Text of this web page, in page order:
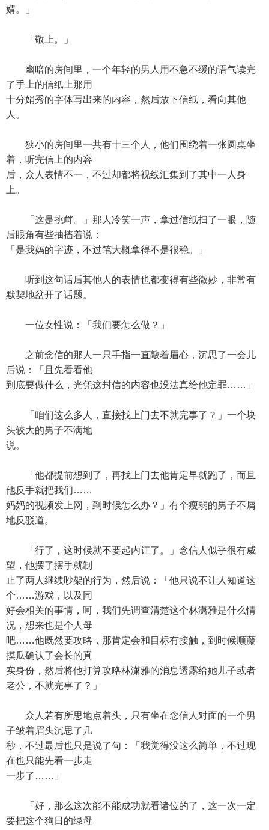
婧。」
「敬上。」
幽暗的房间里，一个年轻的男人用不急不缓的语气读完
了手上的信纸上那用
十分娟秀的字体写出来的内容，然后放下信纸，看向其他
人。
狭小的房间里一共有十三个人，他们围绕着一张圆桌坐
着，听完信上的内容
后，众人表情不一，不过却都将视线汇集到了其中一人身
上。
「这是挑衅。」那人冷笑一声，拿过信纸扫了一眼，随
后眼角有些抽搐着说：
「是我妈的字迹，不过笔大概拿得不是很稳。」
听到这句话后其他人的表情也都变得有些微妙，非常有
默契地岔开了话题。
一位女性说：「我们要怎么做？」
之前念信的那人一只手指一直敲着眉心，沉思了一会儿
后说：「且先看看他
到底要做什么，光凭这封信的内容也没法真给他定罪……」
「咱们这么多人，直接找上门去不就完事了？」一个块
头较大的男子不满地
说。
「他都提前想到了，再找上门去他肯定早就跑了，而且
他反手就把我们……
妈妈的视频发上网，到时候怎么办？」有个瘦弱的男子不屑
地反驳道。
「行了，这时候就不要起内讧了。」念信人似乎很有威
望，他摆了摆手就制
止了两人继续吵架的行为，然后说：「他只说不让人知道这
个……游戏，以及同
好会相关的事情，呵，我们先调查清楚这个林潇雅是什么情
况，想来也是个人母
吧……他既然要攻略，那肯定会和目标有接触，到时候顺藤
摸瓜确认了会长的真
实身份，然后将他打算攻略林潇雅的消息透露给她儿子或者
老公，不就完事了？」
众人若有所思地点着头，只有坐在念信人对面的一个男
子皱着眉头沉思了几
秒，不过最后也只是说了句：「我觉得没这么简单，不过现
在也只能先看一步走
一步了……」
「好，那么这次能不能成功就看诸位的了，这一次一定
要把这个狗日的绿母